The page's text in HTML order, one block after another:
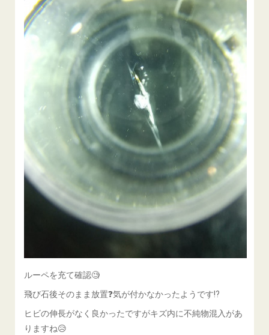
ルーペを充て確認🧐
飛び石後そのまま放置❓️気が付かなかったようです⁉️
ヒビの伸長がなく良かったですがキズ内に不純物混入があ
りますね😥